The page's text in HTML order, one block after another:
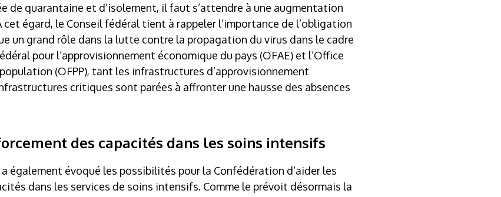
de quarantaine et d’isolement, il faut s’attendre à une augmentation
cet égard, le Conseil fédéral tient à rappeler l’importance de l’obligation
un grand rôle dans la lutte contre la propagation du virus dans le cadre
pour l’approvisionnement économique du pays (OFAE) et l’Office
(OFPP), tant les infrastructures d’approvisionnement
critiques sont parées à affronter une hausse des absences
des capacités dans les soins intensifs
également évoqué les possibilités pour la Confédération d’aider les
dans les services de soins intensifs. Comme le prévoit désormais la